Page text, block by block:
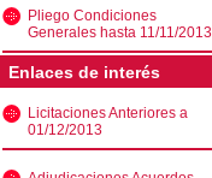
Pliego Condiciones
Generales hasta 11/11/2013
Enlaces de interés
Licitaciones Anteriores a
01/12/2013